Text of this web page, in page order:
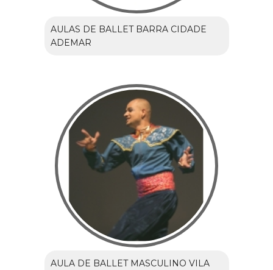
AULAS DE BALLET BARRA CIDADE
ADEMAR
AULA DE BALLET MASCULINO VILA